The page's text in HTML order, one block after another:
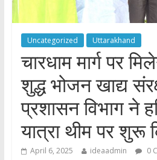
Uncategorized Uttarakhand
चारधाम मार्ग पर
शुद्ध भोजन खाद्य
प्रशासन विभाग ने
यात्रा थीम पर शुरू
April 6, 2025 ideaadmin 0